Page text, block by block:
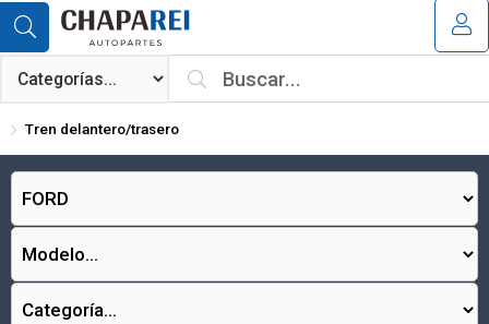
¿Tienes cupón de descuento?
Tren delantero/trasero